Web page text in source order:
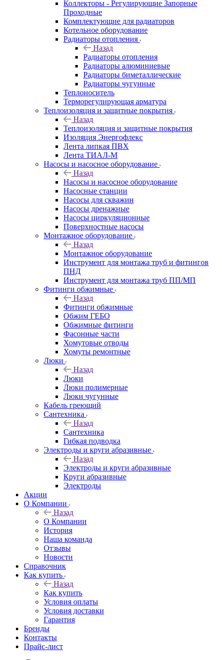
Коллекторы - Регулирующие Запорные
Проходные
Комплектующие для радиаторов
Котельное оборудование
Радиаторы отопления
Назад
Радиаторы отопления
Радиаторы алюминиевые
Радиаторы биметаллические
Радиаторы чугунные
Теплоноситель
Терморегулирующая арматура
Теплоизоляция и защитные покрытия
Назад
Теплоизоляция и защитные покрытия
Изоляция Энергофлекс
Лента липкая ПВХ
Лента ТИАЛ-М
Насосы и насосное оборудование
Назад
Насосы и насосное оборудование
Насосные станции
Насосы для скважин
Насосы дренажные
Насосы циркуляционные
Поверхностные насосы
Монтажное оборудование
Назад
Монтажное оборудование
Инструмент для монтажа труб и фитингов
ПНД
Инструмент для монтажа труб ПП/МП
Фитинги обжимные
Назад
Фитинги обжимные
Обжим ГЕБО
Обжимные фитинги
Фасонные части
Хомутовые отводы
Хомуты ремонтные
Люки
Назад
Люки
Люки полимерные
Люки чугунные
Кабель греющий
Сантехника
Назад
Сантехника
Гибкая подводка
Электроды и круги абразивные
Назад
Электроды и круги абразивные
Круги абразивные
Электроды
Акции
О Компании
Назад
О Компании
История
Наша команда
Отзывы
Новости
Справочник
Как купить
Назад
Как купить
Условия оплаты
Условия доставки
Гарантия
Бренды
Контакты
Прайс-лист